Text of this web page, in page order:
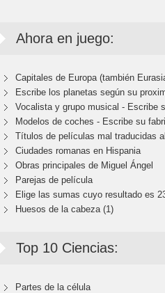
Ahora en juego:
Capitales de Europa (también
Escribe los planetas según su
Vocalista y grupo musical - Escribe
Modelos de coches - Escribe su
Títulos de películas mal traducidas al
Ciudades romanas en Hispania
Obras principales de Miguel Ángel
Parejas de película
Elige las sumas cuyo resultado es
Huesos de la cabeza (1)
Top 10 Ciencias:
Partes de la célula